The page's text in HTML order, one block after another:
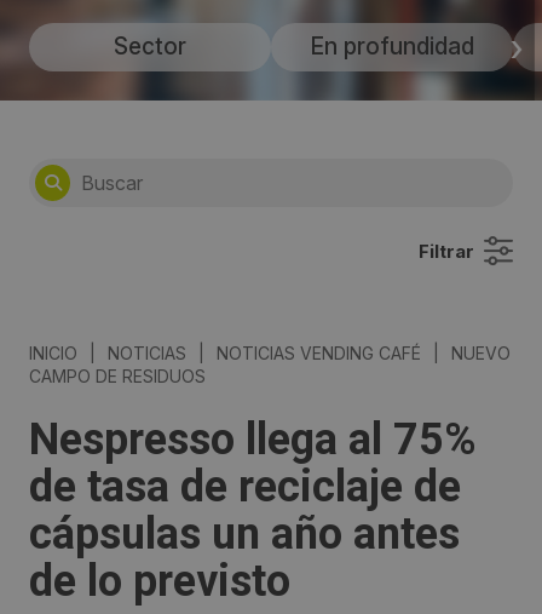
Sector En profundidad
Filtrar
INICIO NOTICIAS NOTICIAS VENDING CAFÉ
NUEVO
CAMPO DE RESIDUOS
Nespresso llega al 75%
de tasa de reciclaje de
cápsulas un año antes
de lo previsto